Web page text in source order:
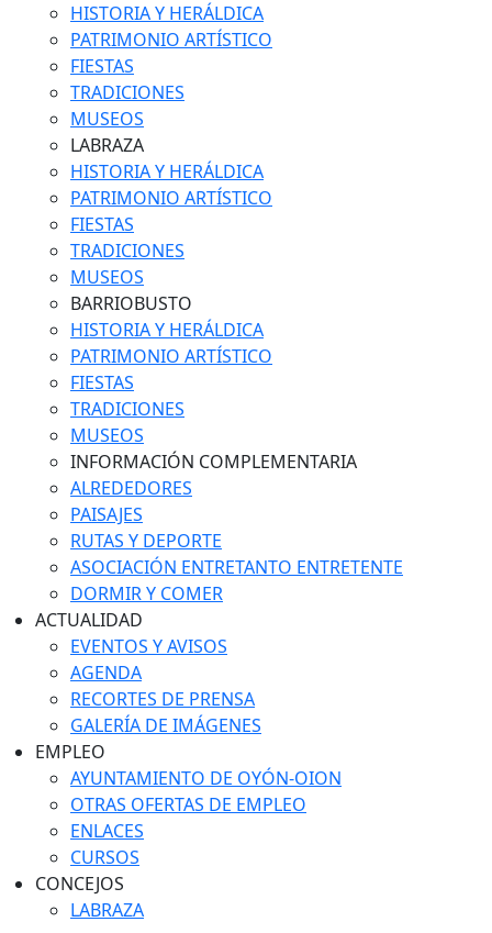
HISTORIA Y HERÁLDICA
PATRIMONIO ARTÍSTICO
FIESTAS
TRADICIONES
MUSEOS
LABRAZA
HISTORIA Y HERÁLDICA
PATRIMONIO ARTÍSTICO
FIESTAS
TRADICIONES
MUSEOS
BARRIOBUSTO
HISTORIA Y HERÁLDICA
PATRIMONIO ARTÍSTICO
FIESTAS
TRADICIONES
MUSEOS
INFORMACIÓN COMPLEMENTARIA
ALREDEDORES
PAISAJES
RUTAS Y DEPORTE
ASOCIACIÓN ENTRETANTO ENTRETENTE
DORMIR Y COMER
ACTUALIDAD
EVENTOS Y AVISOS
AGENDA
RECORTES DE PRENSA
GALERÍA DE IMÁGENES
EMPLEO
AYUNTAMIENTO DE OYÓN-OION
OTRAS OFERTAS DE EMPLEO
ENLACES
CURSOS
CONCEJOS
LABRAZA